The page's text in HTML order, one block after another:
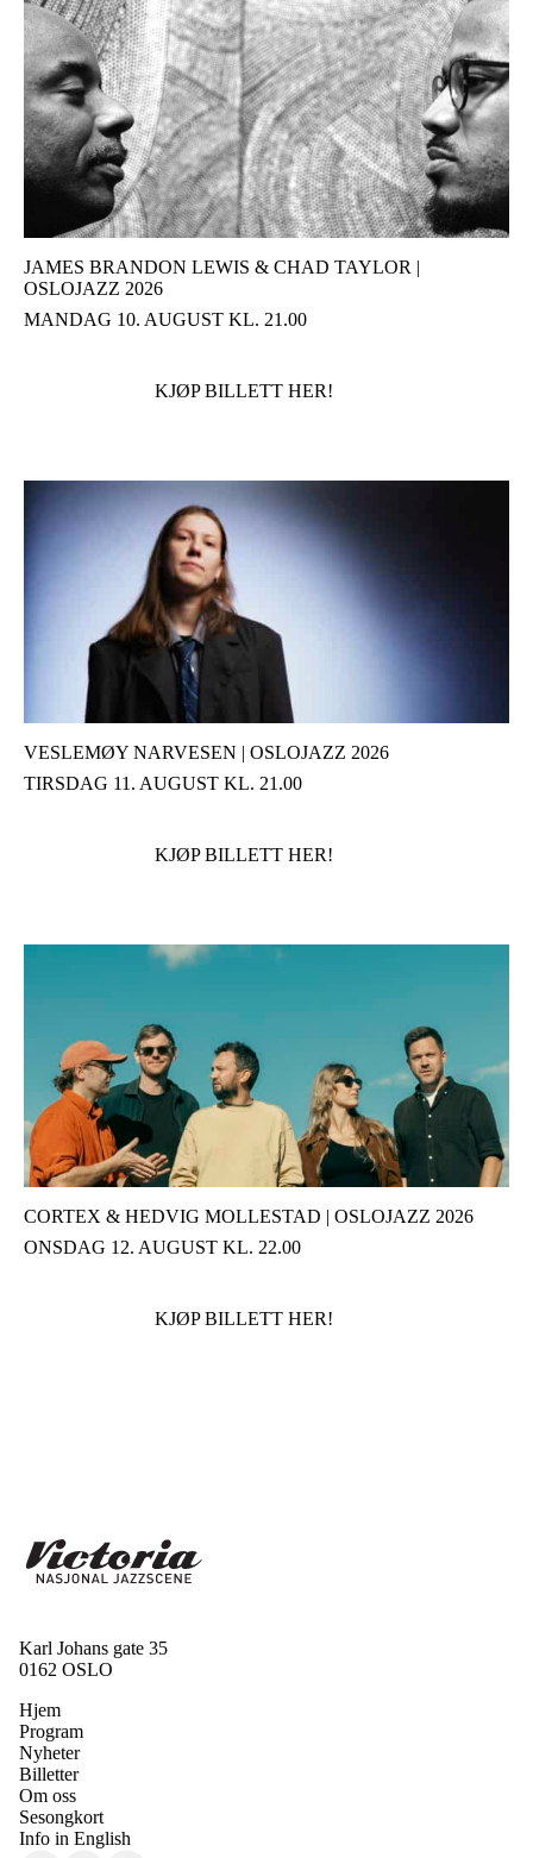
JAMES BRANDON LEWIS & CHAD TAYLOR |
OSLOJAZZ 2026
MANDAG 10. AUGUST KL. 21.00
KJØP BILLETT HER!
VESLEMØY NARVESEN | OSLOJAZZ 2026
TIRSDAG 11. AUGUST KL. 21.00
KJØP BILLETT HER!
CORTEX & HEDVIG MOLLESTAD | OSLOJAZZ 2026
ONSDAG 12. AUGUST KL. 22.00
KJØP BILLETT HER!
Karl Johans gate 35
0162 OSLO
Hjem
Program
Nyheter
Billetter
Om oss
Sesongkort
Info in English